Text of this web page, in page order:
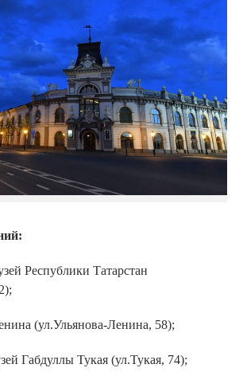
Республики Татарстан
(ул.Ульянова-Ленина, 58);
Габдуллы Тукая (ул.Тукая, 74);